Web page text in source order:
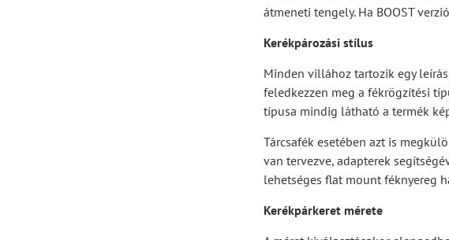
átmeneti tengely. Ha BOOST
Kerékpározási stílus
Minden villához tartozik egy
feledkezzen meg a fékrögzítési
típusa mindig látható a termék
Tárcsafék esetében azt is
van tervezve, adapterek
lehetséges flat mount féknyereg
Kerékpárkeret mérete